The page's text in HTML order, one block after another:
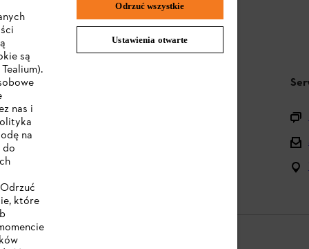
są
nas i
na
do
które
Odrzuć wszystkie
Ustawienia otwarte